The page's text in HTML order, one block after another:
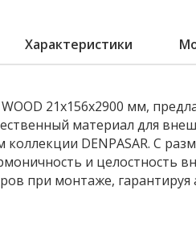
Характеристики
21х156х2900 мм,
материал для
коллекции DENPASAR. С
и целостность
при монтаже,